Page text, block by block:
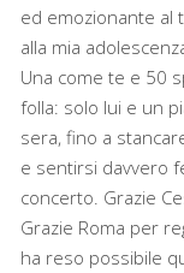
ed emozionante al
alla mia
Una come te e 50
folla: solo lui e un
sera, fino a
e sentirsi davvero
concerto. Grazie
Grazie Roma per
ha reso possibile